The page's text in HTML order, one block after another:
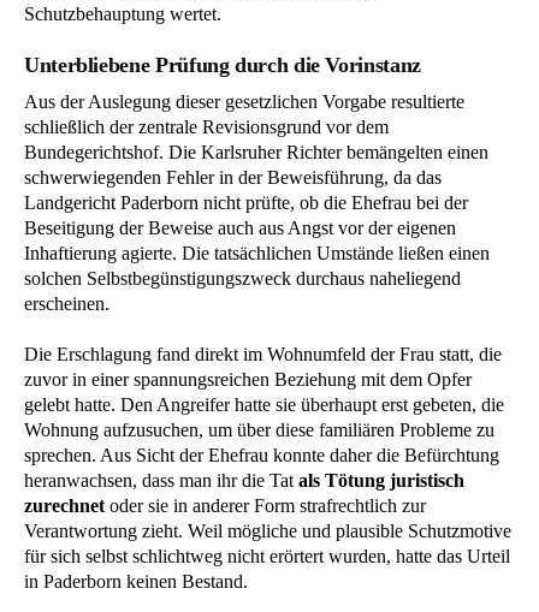
Schutzbehauptung wertet.
Unterbliebene Prüfung durch die Vorinstanz
Aus der Auslegung dieser gesetzlichen Vorgabe resultierte
schließlich der zentrale Revisionsgrund vor dem
Bundegerichtshof. Die Karlsruher Richter bemängelten einen
schwerwiegenden Fehler in der Beweisführung, da das
Landgericht Paderborn nicht prüfte, ob die Ehefrau bei der
Beseitigung der Beweise auch aus Angst vor der eigenen
Inhaftierung agierte. Die tatsächlichen Umstände ließen einen
solchen Selbstbegünstigungszweck durchaus naheliegend
erscheinen.
Die Erschlagung fand direkt im Wohnumfeld der Frau statt, die
zuvor in einer spannungsreichen Beziehung mit dem Opfer
gelebt hatte. Den Angreifer hatte sie überhaupt erst gebeten, die
Wohnung aufzusuchen, um über diese familiären Probleme zu
sprechen. Aus Sicht der Ehefrau konnte daher die Befürchtung
heranwachsen, dass man ihr die Tat als Tötung juristisch
zurechnet oder sie in anderer Form strafrechtlich zur
Verantwortung zieht. Weil mögliche und plausible Schutzmotive
für sich selbst schlichtweg nicht erörtert wurden, hatte das Urteil
in Paderborn keinen Bestand.